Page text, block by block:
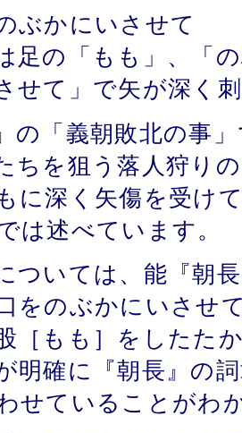
ぶかにいさせて
足の「もも」、「
せて」で矢が深く
の「義朝敗北の事
ちを狙う落人狩り
に深く矢傷を受け
は述べています。
ついては、能『朝
をのぶかにいさせ
［もも］をしたた
明確に『朝長』の
せていることがわ